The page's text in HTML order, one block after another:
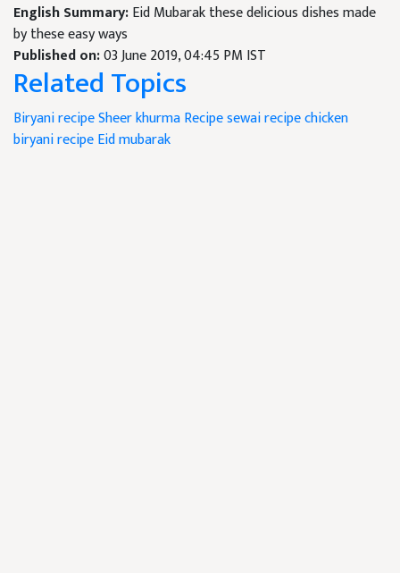
English Summary:Eid Mubarak these delicious dishes made
by these easy ways
Published on:03 June 2019, 04:45 PM IST
Related Topics
Biryani recipeSheer khurma Recipesewai recipechicken
biryani recipeEid mubarak